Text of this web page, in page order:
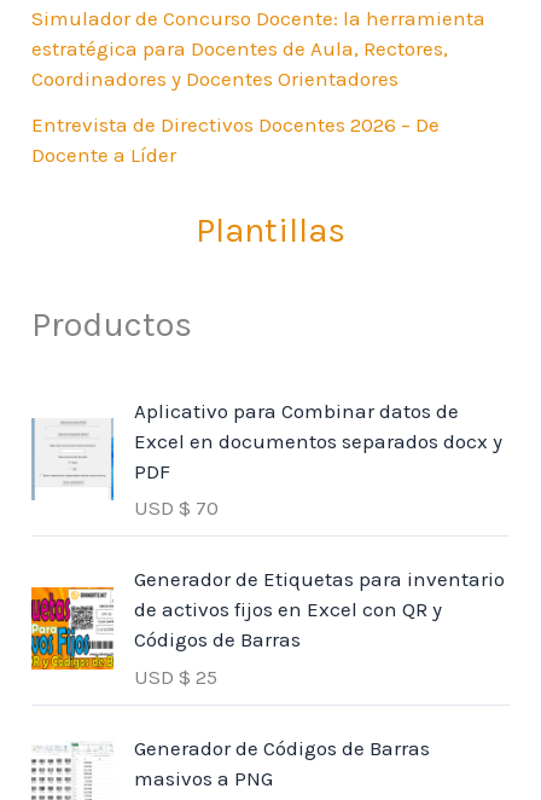
Simulador de Concurso Docente: la herramienta
estratégica para Docentes de Aula, Rectores,
Coordinadores y Docentes Orientadores
Entrevista de Directivos Docentes 2026 – De
Docente a Líder
Plantillas
Productos
Aplicativo para Combinar datos de
Excel en documentos separados docx y
PDF
USD $ 70
Generador de Etiquetas para inventario
de activos fijos en Excel con QR y
Códigos de Barras
USD $ 25
Generador de Códigos de Barras
masivos a PNG